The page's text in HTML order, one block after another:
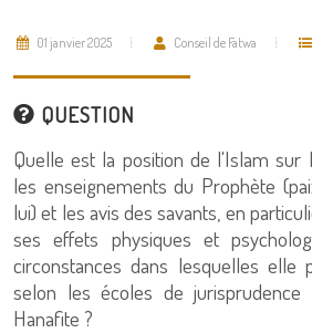
01 janvier 2025 Conseil de Fatwa
QUESTION
Quelle est la position de l'Islam sur
les enseignements du Prophète
lui) et les avis des savants, en
ses effets physiques et
circonstances dans lesquelles elle
selon les écoles de jurisprudence
Hanafite ?